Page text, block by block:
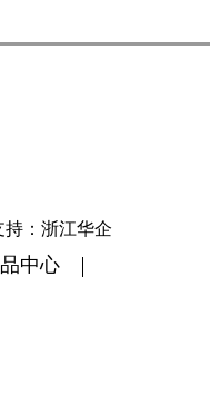
持：浙江华企
中心